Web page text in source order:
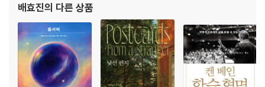
배효진의 다른 상품